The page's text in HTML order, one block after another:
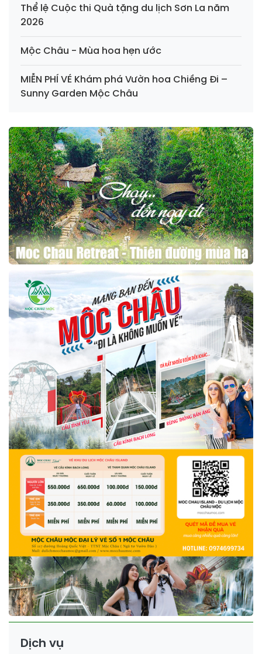
Thể lệ Cuộc thi Quà tặng du lịch Sơn La năm
2026
Mộc Châu - Mùa hoa hẹn ước
MIỄN PHÍ VÉ Khám phá Vườn hoa Chiềng Đi –
Sunny Garden Mộc Châu
Dịch vụ